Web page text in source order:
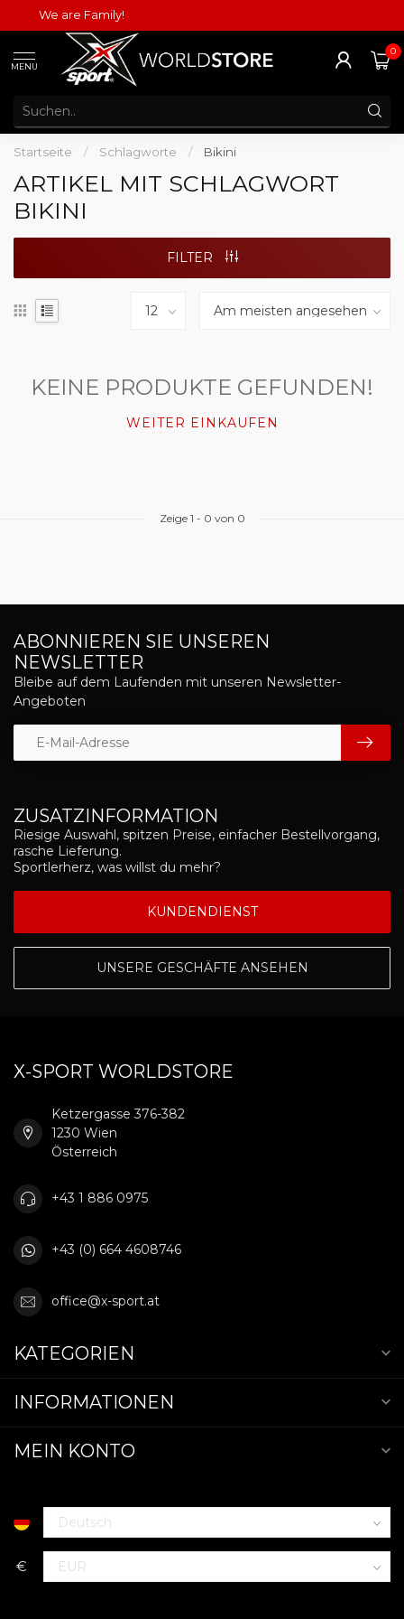
We are Family!
MENU
0
Startseite / Schlagworte / Bikini
ARTIKEL MIT SCHLAGWORT
BIKINI
FILTER
KEINE PRODUKTE GEFUNDEN!
WEITER EINKAUFEN
Zeige 1 - 0 von 0
ZUSATZINFORMATION
Riesige Auswahl, spitzen Preise, einfacher Bestellvorgang,
rasche Lieferung.
Sportlerherz, was willst du mehr?
KUNDENDIENST
UNSERE GESCHÄFTE ANSEHEN
ABONNIEREN SIE UNSEREN
NEWSLETTER
Bleibe auf dem Laufenden mit unseren Newsletter-
Angeboten
X-SPORT WORLDSTORE
Ketzergasse 376-382
1230 Wien
Österreich
+43 1 886 0975
+43 (0) 664 4608746
office@x-sport.at
KATEGORIEN
INFORMATIONEN
MEIN KONTO
€